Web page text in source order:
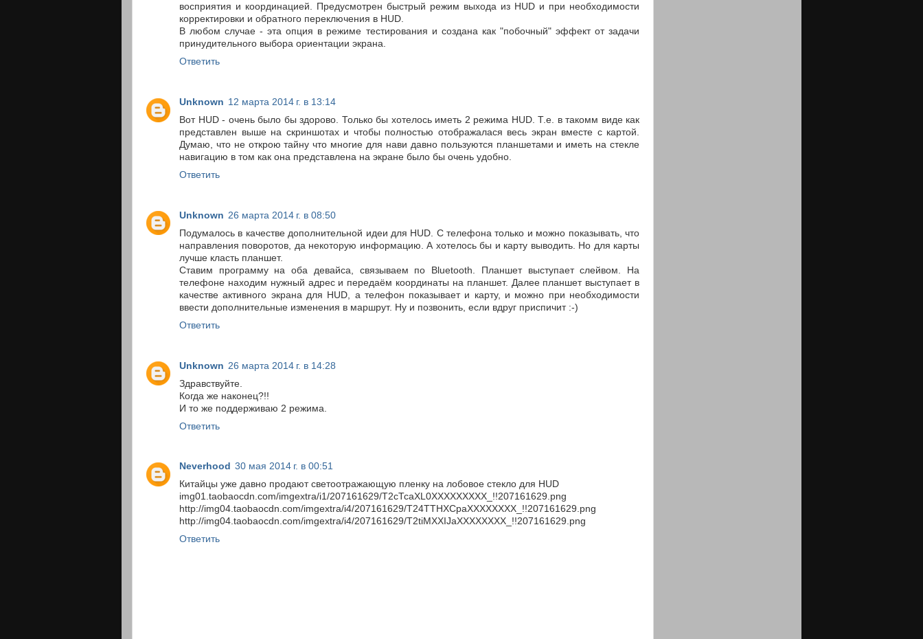
восприятия и координацией. Предусмотрен быстрый режим выхода из HUD и при необходимости
корректировки и обратного переключения в HUD.
В любом случае - эта опция в режиме тестирования и создана как "побочный" эффект от задачи
принудительного выбора ориентации экрана.
Ответить
Unknown 12 марта 2014 г. в 13:14
Вот HUD - очень было бы здорово. Только бы хотелось иметь 2 режима HUD. Т.е. в такомм виде как
представлен выше на скриншотах и чтобы полностью отображалася весь экран вместе с картой.
Думаю, что не открою тайну что многие для нави давно пользуются планшетами и иметь на стекле
навигацию в том как она представлена на экране было бы очень удобно.
Ответить
Unknown 26 марта 2014 г. в 08:50
Подумалось в качестве дополнительной идеи для HUD. С телефона только и можно показывать, что
направления поворотов, да некоторую информацию. А хотелось бы и карту выводить. Но для карты
лучше класть планшет.
Ставим программу на оба девайса, связываем по Bluetooth. Планшет выступает слейвом. На
телефоне находим нужный адрес и передаём координаты на планшет. Далее планшет выступает в
качестве активного экрана для HUD, а телефон показывает и карту, и можно при необходимости
ввести дополнительные изменения в маршрут. Ну и позвонить, если вдруг приспичит :-)
Ответить
Unknown 26 марта 2014 г. в 14:28
Здравствуйте.
Когда же наконец?!!
И то же поддерживаю 2 режима.
Ответить
Neverhood 30 мая 2014 г. в 00:51
Китайцы уже давно продают светоотражающую пленку на лобовое стекло для HUD
img01.taobaocdn.com/imgextra/i1/207161629/T2cTcaXL0XXXXXXXXX_!!207161629.png
http://img04.taobaocdn.com/imgextra/i4/207161629/T24TTHXCpaXXXXXXXX_!!207161629.png
http://img04.taobaocdn.com/imgextra/i4/207161629/T2tiMXXIJaXXXXXXXX_!!207161629.png
Ответить